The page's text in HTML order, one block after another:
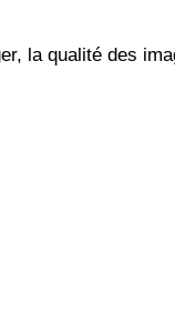
la qualité des